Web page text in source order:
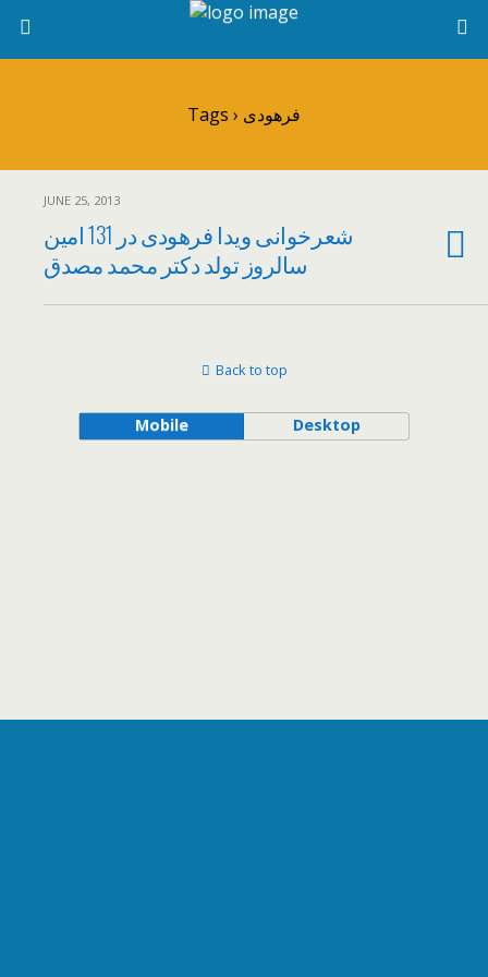
Tags › فرهودی
JUNE 25, 2013
شعرخوانی ویدا فرهودی در 131 امین
سالروز تولد دکتر محمد مصدق
Back to top
Mobile Desktop